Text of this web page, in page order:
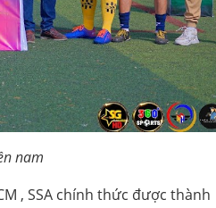
nam
, SSA chính thức được thành